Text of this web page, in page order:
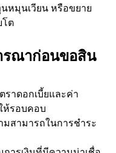
นหมุนเวียน หรือขยาย
โต
รณาก่อนขอสิน
ราดอกเบี้ยและค่า
ห้รอบคอบ
มสามารถในการชำระ